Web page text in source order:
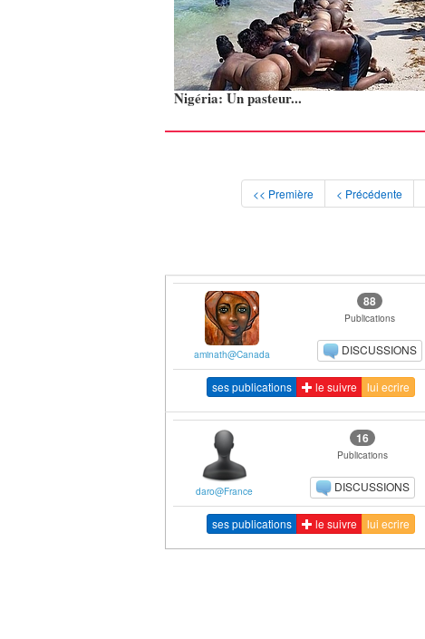
Nigéria: Un pasteur...
<< Première < Précédente
aminath@Canada
88
Publications
DISCUSSIONS
ses publications le suivre lui ecrire
daro@France
16
Publications
DISCUSSIONS
ses publications le suivre lui ecrire